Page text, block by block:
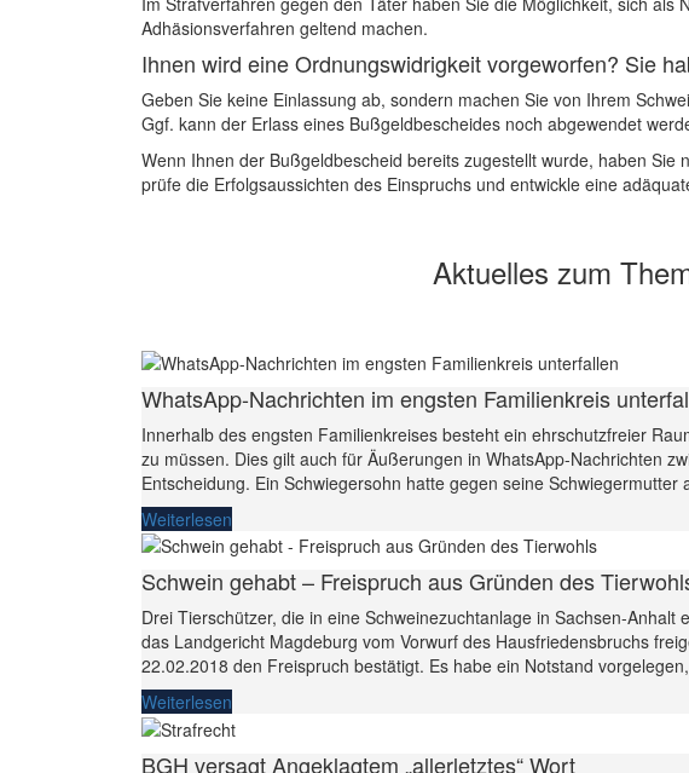
Adhäsionsverfahren geltend machen.
Ihnen wird eine Ordnungswidrigkeit vorgeworfen? Sie
Geben Sie keine Einlassung ab, sondern machen Sie von Ihrem
Ggf. kann der Erlass eines Bußgeldbescheides noch abgewendet
Wenn Ihnen der Bußgeldbescheid bereits zugestellt wurde, haben
prüfe die Erfolgsaussichten des Einspruchs und entwickle eine
Aktuelles zum
WhatsApp-Nachrichten im engsten Familienkreis
Innerhalb des engsten Familienkreises besteht ein ehrschutzfreier
zu müssen. Dies gilt auch für Äußerungen in WhatsApp-Nachrichten
Entscheidung. Ein Schwiegersohn hatte gegen seine
Weiterlesen
Schwein gehabt – Freispruch aus Gründen des
Drei Tierschützer, die in eine Schweinezuchtanlage in Sachsen-
das Landgericht Magdeburg vom Vorwurf des Hausfriedensbruchs
22.02.2018 den Freispruch bestätigt. Es habe ein Notstand
Weiterlesen
BGH versagt Angeklagtem „allerletztes“ Wort